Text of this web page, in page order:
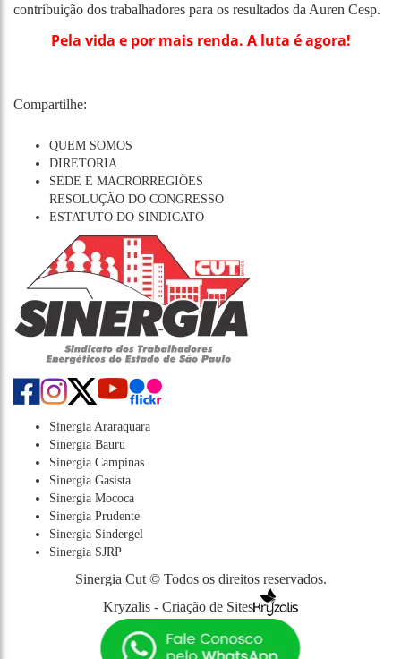
contribuição dos trabalhadores para os resultados da Auren Cesp.
Pela vida e por mais renda. A luta é agora!
Compartilhe:
QUEM SOMOS
DIRETORIA
SEDE E MACRORREGIÕES
RESOLUÇÃO DO CONGRESSO
ESTATUTO DO SINDICATO
Sinergia Araraquara
Sinergia Bauru
Sinergia Campinas
Sinergia Gasista
Sinergia Mococa
Sinergia Prudente
Sinergia Sindergel
Sinergia SJRP
Sinergia Cut © Todos os direitos reservados.
Kryzalis - Criação de Sites